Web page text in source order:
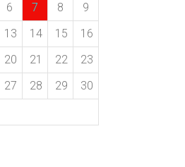
6 7 8
9
13 14 15
16
20 21 22
23
27 28 29
30